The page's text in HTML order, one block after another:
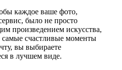
каждое ваше фото,
было не просто
произведением искусства,
самые счастливые моменты
вы выбираете
в лучшем виде.